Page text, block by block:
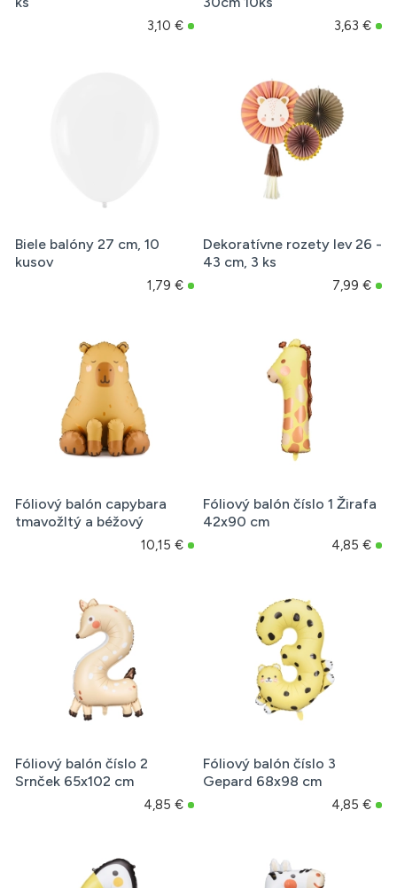
3,10 € 3,63 €
Biele balóny 27 cm, 10
kusov
1,79 €
Dekoratívne rozety lev 26 -
43 cm, 3 ks
7,99 €
Fóliový balón capybara
tmavožltý a béžový
10,15 €
Fóliový balón číslo 1 Žirafa
42x90 cm
4,85 €
Fóliový balón číslo 2
Srnček 65x102 cm
4,85 €
Fóliový balón číslo 3
Gepard 68x98 cm
4,85 €